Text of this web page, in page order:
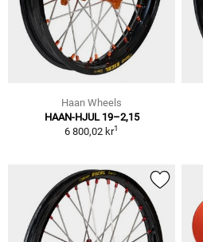
Haan Wheels
HAAN-HJUL 19–2,15
6 800,02 kr1